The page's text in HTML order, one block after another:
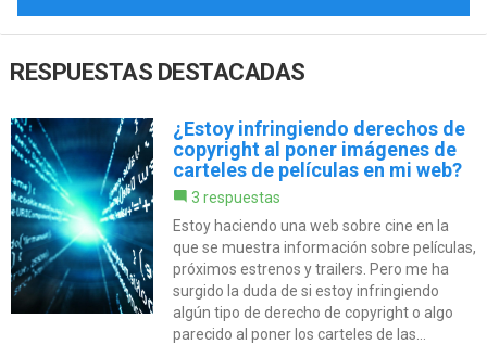
RESPUESTAS DESTACADAS
¿Estoy infringiendo derechos de
copyright al poner imágenes de
carteles de películas en mi web?
3 respuestas
Estoy haciendo una web sobre cine en la
que se muestra información sobre películas,
próximos estrenos y trailers. Pero me ha
surgido la duda de si estoy infringiendo
algún tipo de derecho de copyright o algo
parecido al poner los carteles de las...